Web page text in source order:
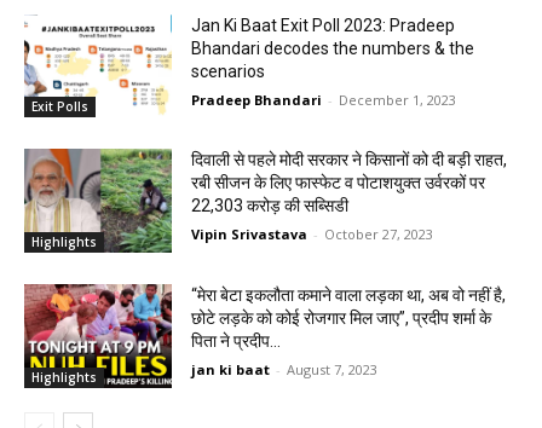
Exit Polls
Jan Ki Baat Exit Poll 2023: Pradeep
Bhandari decodes the numbers & the
scenarios
Pradeep Bhandari - December 1, 2023
Highlights
दिवाली से पहले मोदी सरकार ने किसानों को दी बड़ी राहत,
रबी सीजन के लिए फास्फेट व पोटाशयुक्त उर्वरकों पर
22,303 करोड़ की सब्सिडी
Vipin Srivastava - October 27, 2023
Highlights
“मेरा बेटा इकलौता कमाने वाला लड़का था, अब वो नहीं है,
छोटे लड़के को कोई रोजगार मिल जाए”, प्रदीप शर्मा के
पिता ने प्रदीप...
jan ki baat - August 7, 2023